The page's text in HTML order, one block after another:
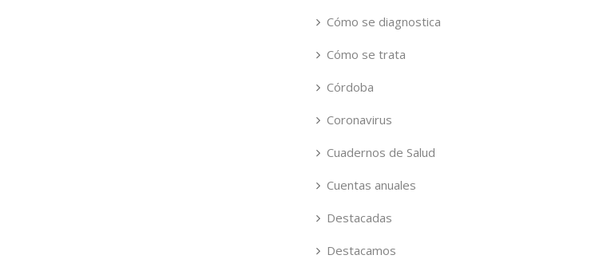
Cómo se diagnostica
Cómo se trata
Córdoba
Coronavirus
Cuadernos de Salud
Cuentas anuales
Destacadas
Destacamos